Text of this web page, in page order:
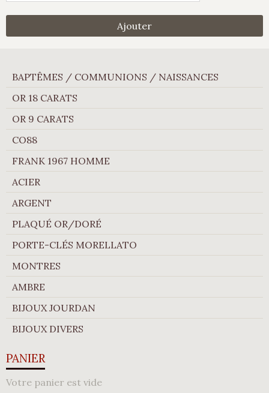
Ajouter
BAPTÊMES / COMMUNIONS / NAISSANCES
OR 18 CARATS
OR 9 CARATS
CO88
FRANK 1967 HOMME
ACIER
ARGENT
PLAQUÉ OR/DORÉ
PORTE-CLÉS MORELLATO
MONTRES
AMBRE
BIJOUX JOURDAN
BIJOUX DIVERS
PANIER
Votre panier est vide